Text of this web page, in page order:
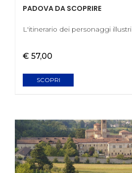
PADOVA DA SCOPRIRE
L'itinerario dei personaggi illustri
€ 57,00
SCOPRI